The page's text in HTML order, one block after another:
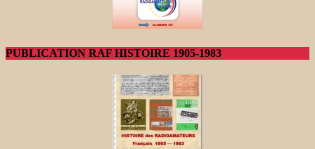
PUBLICATION RAF HISTOIRE 1905-1983